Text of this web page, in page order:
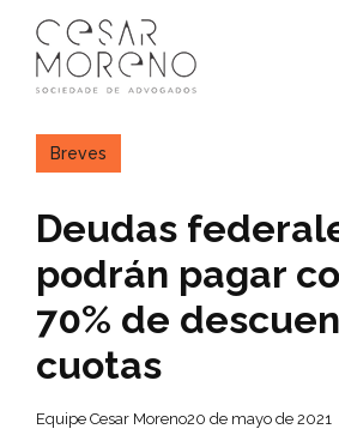
para
conteúdo
Breves
Deudas
podrán pagar
70% de
cuotas
Equipe Cesar Moreno20 de mayo de 2021